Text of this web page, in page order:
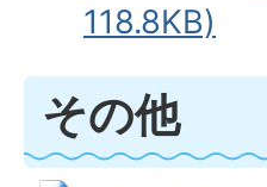
118.8KB)
その他